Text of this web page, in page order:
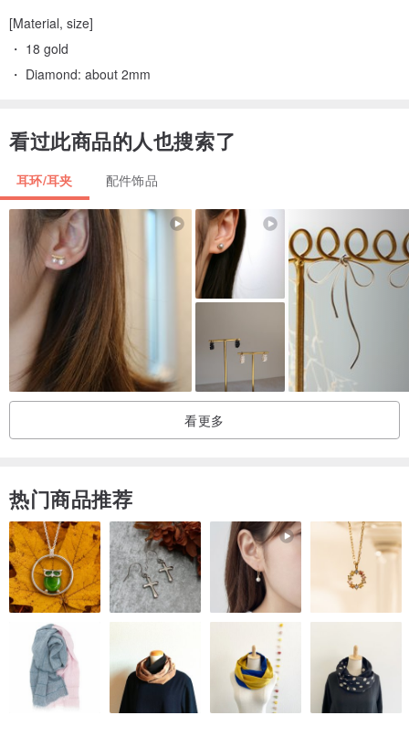
[Material, size]
・ 18 gold
・ Diamond: about 2mm
看过此商品的人也搜索了
耳环/耳夹 配件饰品
看更多
热门商品推荐